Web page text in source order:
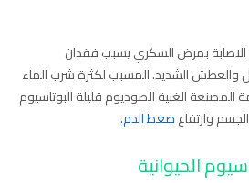
الاصابة بمرض السكري يسبب فقدان
والعطش الشديد. المسبب لكثرة شرب الماء
المصنعة الغنية الصوديوم قليلة البوتاسيوم
وارتفاعضغط الدم.
الحيوانية